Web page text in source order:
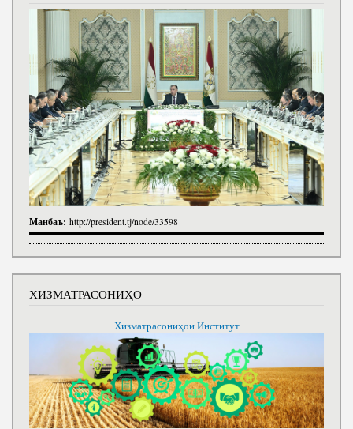
Манбаъ: http://president.tj/node/33598
ХИЗМАТРАСОНИҲО
Хизматрасониҳои Институт